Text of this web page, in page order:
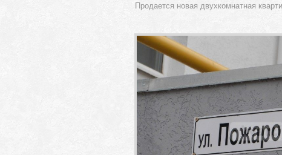
Продается новая двухкомнатная